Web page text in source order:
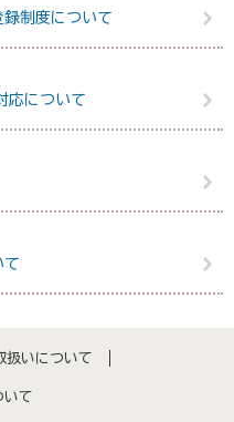
制度について
応について
て
扱いについて
いて